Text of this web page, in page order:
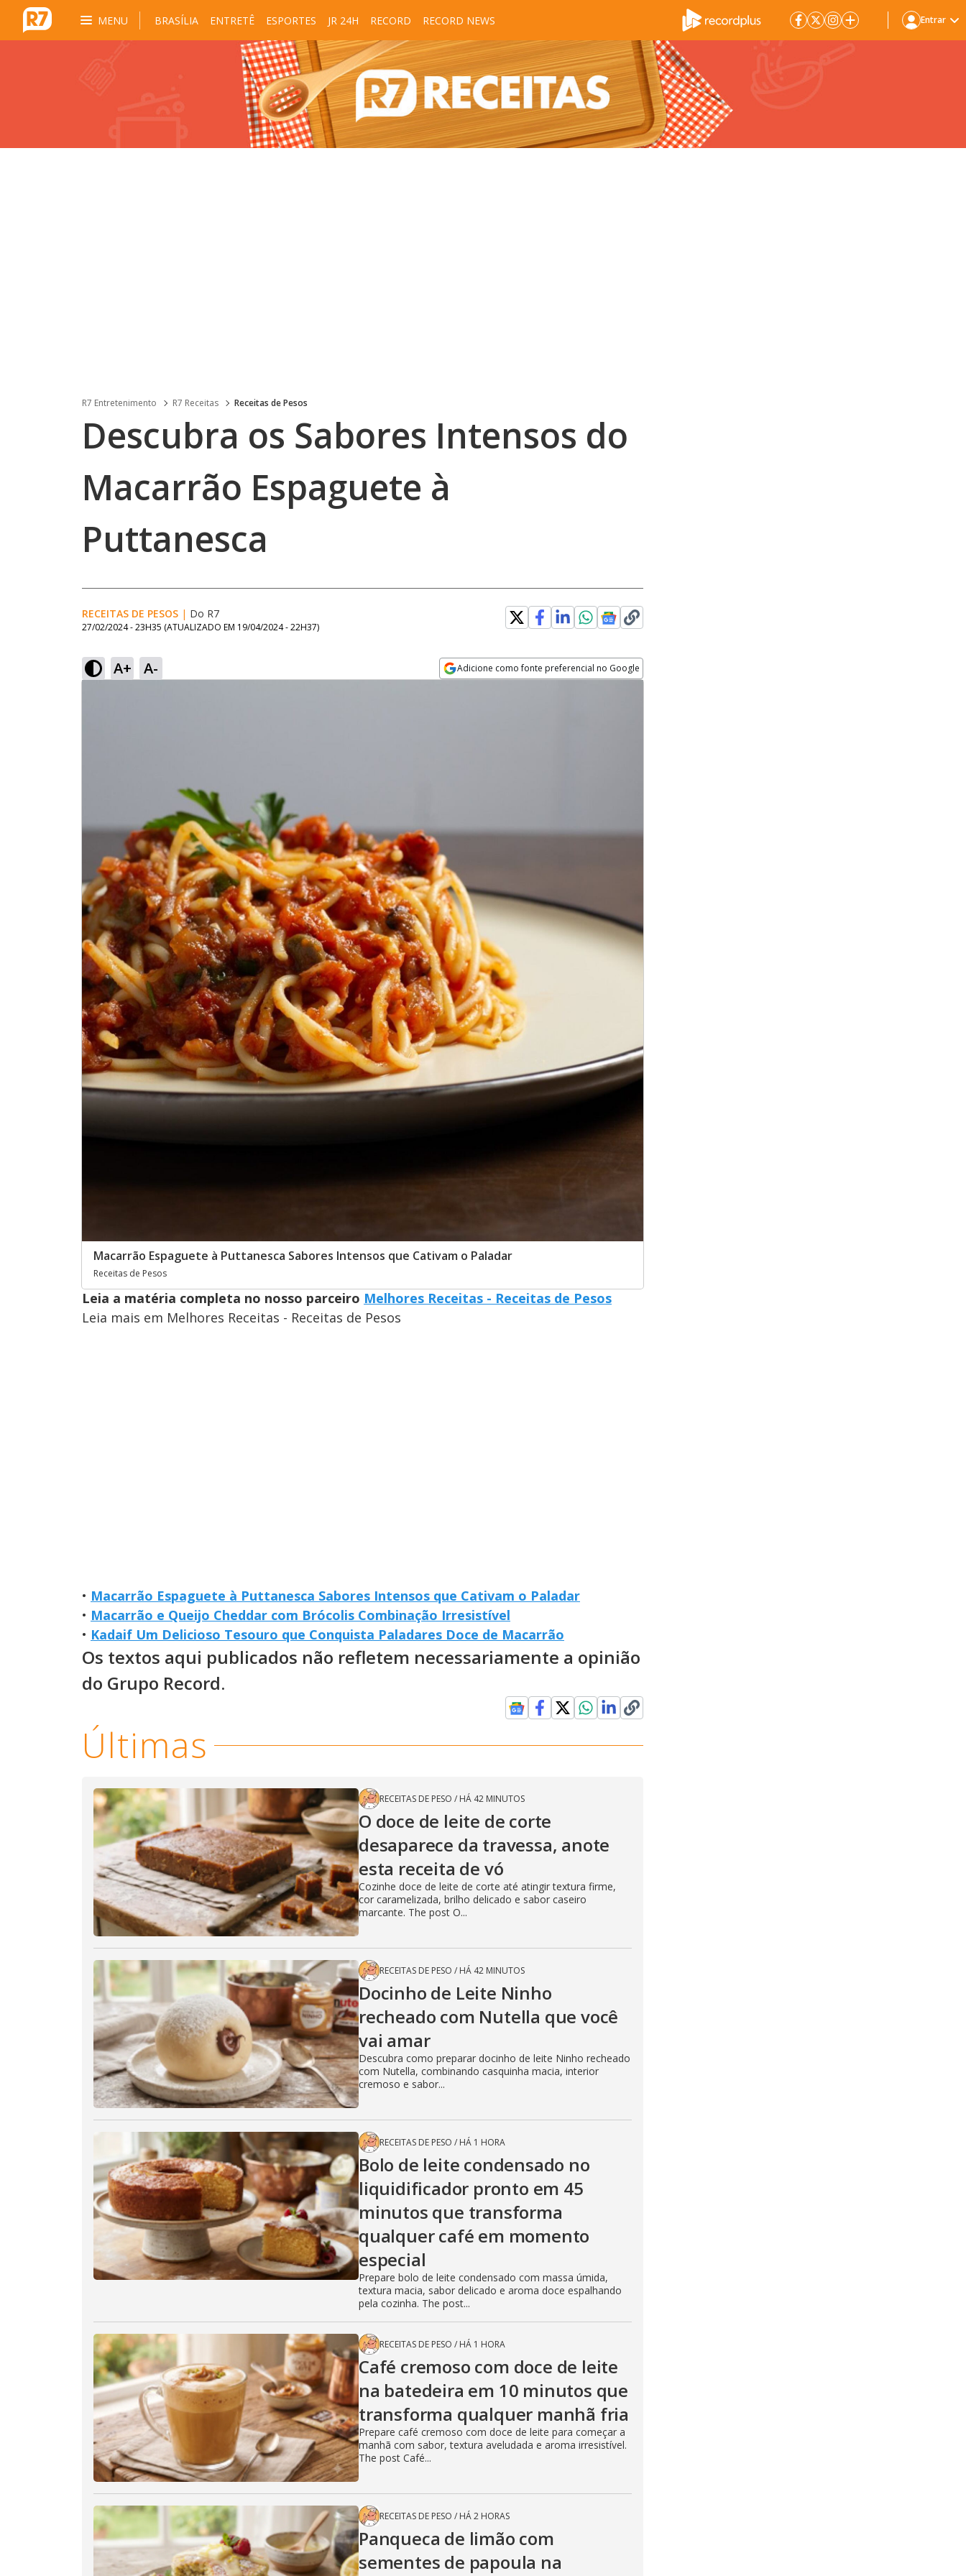
MENU BRASÍLIA ENTRETÊ ESPORTES JR 24H RECORD RECORD NEWS Entrar
R7 Entretenimento R7 Receitas Receitas de Pesos
Descubra os Sabores Intensos do
Macarrão Espaguete à
Puttanesca
RECEITAS DE PESOS | Do R7
27/02/2024 - 23H35 (ATUALIZADO EM 19/04/2024 - 22H37)
A+ A- Adicione como fonte preferencial no Google
Macarrão Espaguete à Puttanesca Sabores Intensos que Cativam o Paladar
Receitas de Pesos
Leia a matéria completa no nosso parceiro Melhores Receitas - Receitas de Pesos
Leia mais em Melhores Receitas - Receitas de Pesos
• Macarrão Espaguete à Puttanesca Sabores Intensos que Cativam o Paladar
• Macarrão e Queijo Cheddar com Brócolis Combinação Irresistível
• Kadaif Um Delicioso Tesouro que Conquista Paladares Doce de Macarrão
Os textos aqui publicados não refletem necessariamente a opinião
do Grupo Record.
Últimas
RECEITAS DE PESO / HÁ 42 MINUTOS
O doce de leite de corte
desaparece da travessa, anote
esta receita de vó
Cozinhe doce de leite de corte até atingir textura firme,
cor caramelizada, brilho delicado e sabor caseiro
marcante. The post O...
RECEITAS DE PESO / HÁ 42 MINUTOS
Docinho de Leite Ninho
recheado com Nutella que você
vai amar
Descubra como preparar docinho de leite Ninho recheado
com Nutella, combinando casquinha macia, interior
cremoso e sabor...
RECEITAS DE PESO / HÁ 1 HORA
Bolo de leite condensado no
liquidificador pronto em 45
minutos que transforma
qualquer café em momento
especial
Prepare bolo de leite condensado com massa úmida,
textura macia, sabor delicado e aroma doce espalhando
pela cozinha. The post...
RECEITAS DE PESO / HÁ 1 HORA
Café cremoso com doce de leite
na batedeira em 10 minutos que
transforma qualquer manhã fria
Prepare café cremoso com doce de leite para começar a
manhã com sabor, textura aveludada e aroma irresistível.
The post Café...
RECEITAS DE PESO / HÁ 2 HORAS
Panqueca de limão com
sementes de papoula na